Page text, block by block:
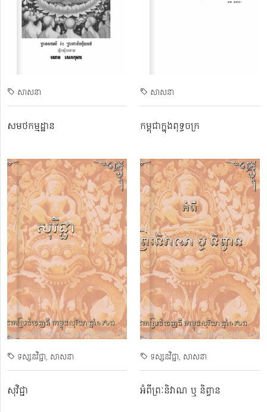
សាសនា
សមថកម្មដ្ឋាន
សាសនា
​កម្ពុជាក្នុងពុទ្ធចក្រ
ទស្សនវិជ្ជា សាសនា
សុវិជ្ជា
ទស្សនវិជ្ជា សាសនា
អំពីព្រៈនិវាណ ឬ និព្វាន